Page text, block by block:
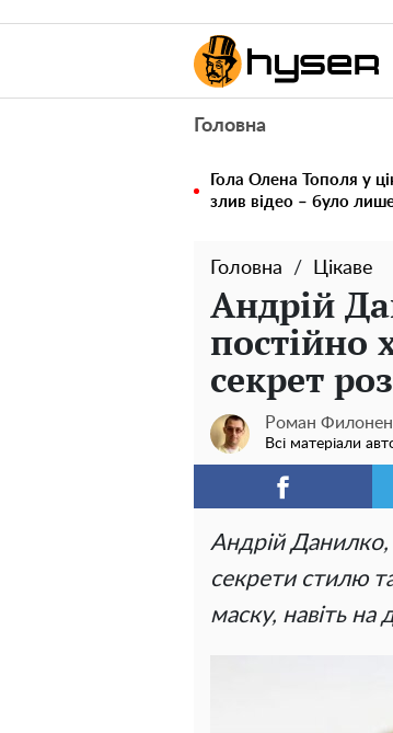
Головна
Гола Олена Тополя у
злив відео – було
Головна Цікаве
Андрій
постійно
секрет
Роман
Всі матеріали
Андрій Данилко,
секрети стилю
маску, навіть на